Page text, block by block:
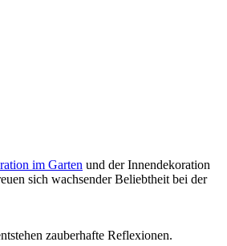
im Garten und der Innendekoration
sich wachsender Beliebtheit bei der
zauberhafte Reflexionen.